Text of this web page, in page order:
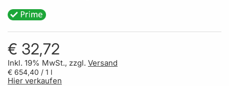
€ 32,72
Inkl. 19% MwSt., zzgl. Versand
€ 654,40 / 1 l
Hier verkaufen